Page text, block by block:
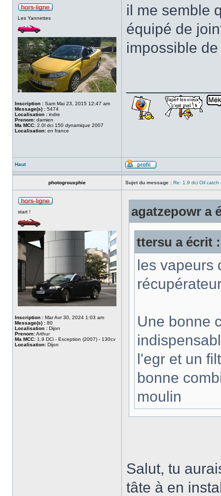
Les Yannettes
Inscription : Sam Mai 23, 2015 12:47 am
Message(s) : 5474
Localisation : indre
Prenom: damien
Ma MCC: 2.0l dci 150 dynamique 2007
Localisation: en france
il me semble
équipé de
impossible
Haut
photogrouxphie Sujet du message : Re: 1.9 dci Oil catch
start !
Inscription : Mar Avr 30, 2024 1:03 am
Message(s) : 80
Localisation : Dijon
Prenom:Arthur
Ma MCC: 1.9 DCi - Exception (2007) - 130cv
Localisation: Dijon
agatzepowr a
ttersu a écrit :
les vapeurs
Une bonne
l'egr et un
bonne
moulin
Salut, tu
tâte à en